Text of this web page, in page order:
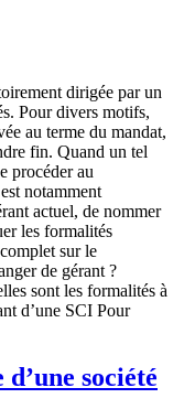
dirigée par un
Pour divers motifs,
au terme du mandat,
fin. Quand un tel
procéder au
notamment
actuel, de nommer
les formalités
sur le
de gérant ?
sont les formalités à
d’une SCI Pour
société